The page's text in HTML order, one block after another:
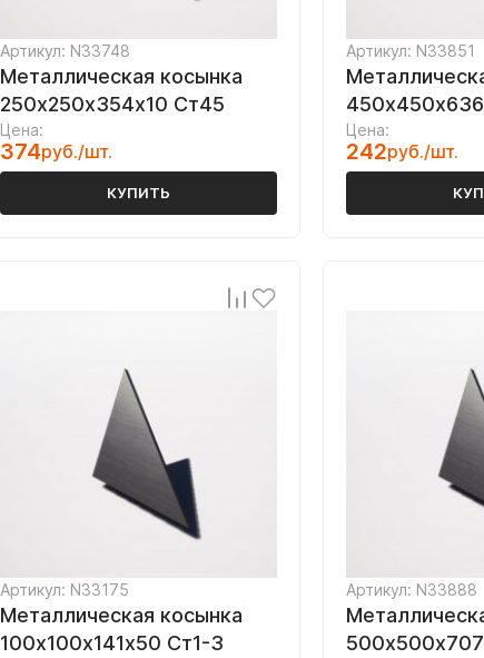
Артикул: N33748
Металлическая косынка
250х250х354х10 Ст45
Цена:
374руб./шт.
КУПИТЬ
Артикул: N33851
Цена:
242руб./шт.
Артикул: N33175
Металлическая косынка
100х100х141х50 Ст1-3
Артикул: N33888